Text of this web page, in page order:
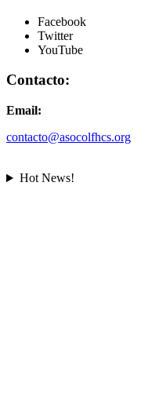
Facebook
Twitter
YouTube
Contacto:
Email:
contacto@asocolfhcs.org
Hot News!